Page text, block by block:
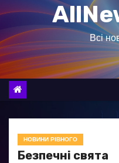
и
о
в
Всі
НОВИНИ РІВНОГО
Безпечні свята